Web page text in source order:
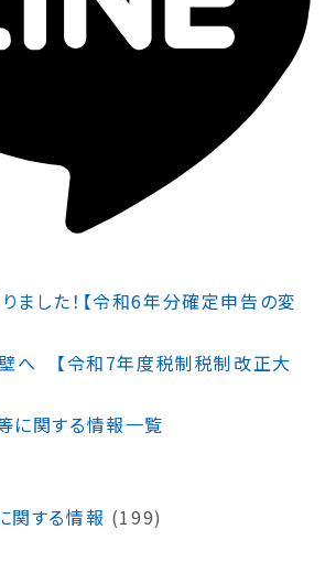
ました！【令和6年分確定申告の変
へ 【令和7年度税制税制改正大
に関する情報一覧
関する情報 (199)